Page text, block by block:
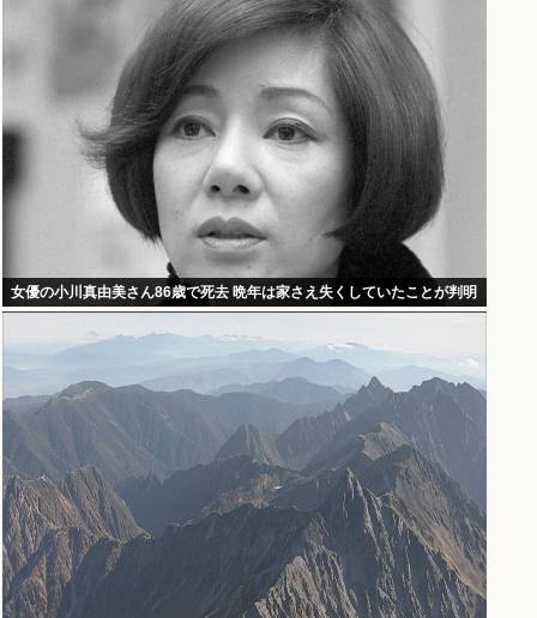
女優の小川真由美さん86歳で死去 晩年は家さえ失くしていたことが判明